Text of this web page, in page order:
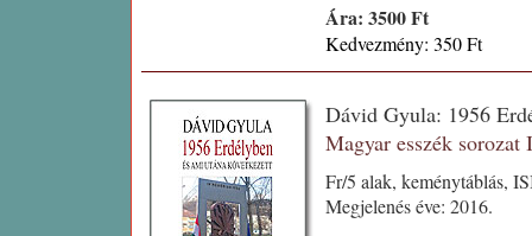
Ára: 3500 Ft
Kedvezmény: 350 Ft
Dávid Gyula: 1956
Magyar esszék sorozat
Fr/5 alak, keménytáblás,
Megjelenés éve: 2016.